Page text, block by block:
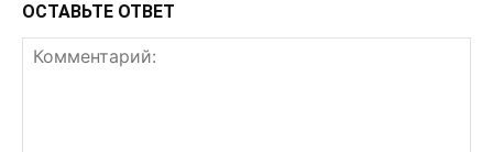
ОСТАВЬТЕ ОТВЕТ